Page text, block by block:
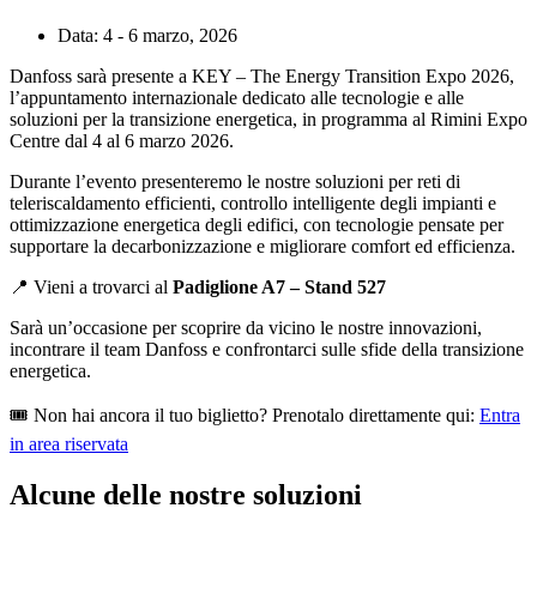
Data: 4 - 6 marzo, 2026
Danfoss sarà presente a KEY – The Energy Transition Expo 2026,
l’appuntamento internazionale dedicato alle tecnologie e alle
soluzioni per la transizione energetica, in programma al Rimini Expo
Centre dal 4 al 6 marzo 2026.
Durante l’evento presenteremo le nostre soluzioni per reti di
teleriscaldamento efficienti, controllo intelligente degli impianti e
ottimizzazione energetica degli edifici, con tecnologie pensate per
supportare la decarbonizzazione e migliorare comfort ed efficienza.
📍 Vieni a trovarci al Padiglione A7 – Stand 527
Sarà un’occasione per scoprire da vicino le nostre innovazioni,
incontrare il team Danfoss e confrontarci sulle sfide della transizione
energetica.
🎟️ Non hai ancora il tuo biglietto? Prenotalo direttamente qui: Entra
in area riservata
Alcune delle nostre soluzioni